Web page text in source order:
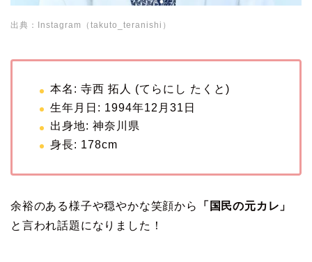
出典：Instagram（takuto_teranishi）
本名: 寺西 拓人 (てらにし たくと)
生年月日: 1994年12月31日
出身地: 神奈川県
身長: 178cm
余裕のある様子や穏やかな笑顔から
「国民の元カレ」
と言われ話題になりました！